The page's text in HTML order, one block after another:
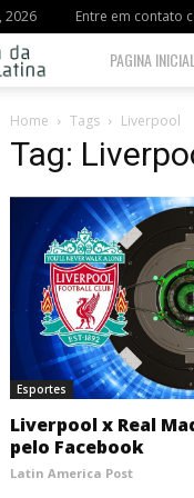
2026 Entre em contato
Postagem
América
Latina
PAGINA INICIAL
Home Tags Liverpool
Tag:
Esportes
Liverpool x Real
pelo Facebook
Latin America Post